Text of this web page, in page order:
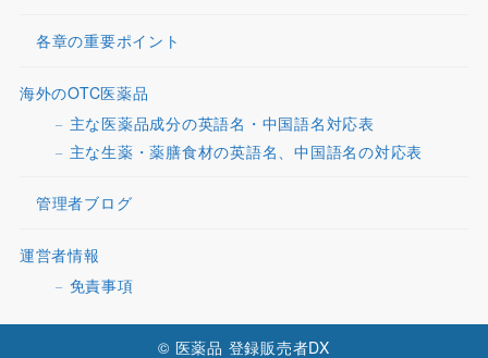
各章の重要ポイント
海外のOTC医薬品
主な医薬品成分の英語名・中国語名対応表
主な生薬・薬膳食材の英語名、中国語名の対応表
管理者ブログ
運営者情報
免責事項
© 医薬品 登録販売者DX